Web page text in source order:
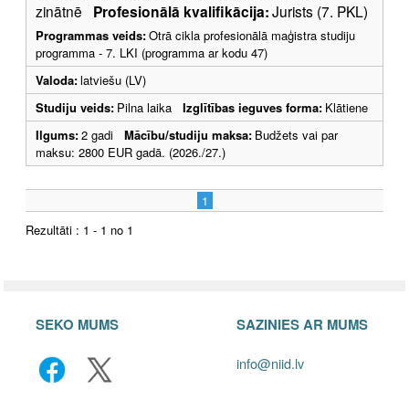
zinātnē Profesionālā kvalifikācija:Jurists (7. PKL)
Programmas veids:Otrā cikla profesionālā maģistra studiju
programma - 7. LKI (programma ar kodu 47)
Valoda:latviešu (LV)
Studiju veids: Pilna laika Izglītības ieguves forma: Klātiene
Ilgums:2 gadi Mācību/studiju maksa: Budžets vai par
maksu: 2800 EUR gadā. (2026./27.)
1
Rezultāti : 1 - 1 no 1
SEKO MUMS SAZINIES AR MUMS
info@niid.lv